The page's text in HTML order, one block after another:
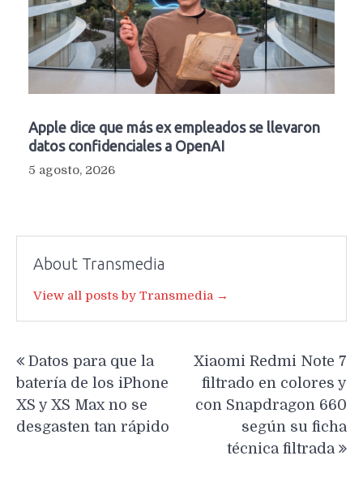
Apple dice que más ex empleados se llevaron
datos confidenciales a OpenAI
5 agosto, 2026
About Transmedia
View all posts by Transmedia →
de
entradas
Datos para que la
batería de los iPhone
XS y XS Max no se
desgasten tan rápido
Xiaomi Redmi Note 7
filtrado en colores y
con Snapdragon 660
según su ficha
técnica filtrada